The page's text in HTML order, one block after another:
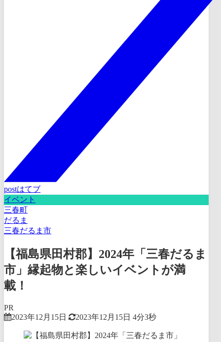
postはてブ
イベント
三春町
だるま
三春だるま市
【福島県田村郡】2024年「三春だるま
市」縁起物と楽しいイベントが満
載！
PR
2023年12月15日
2023年12月15日 4分3秒